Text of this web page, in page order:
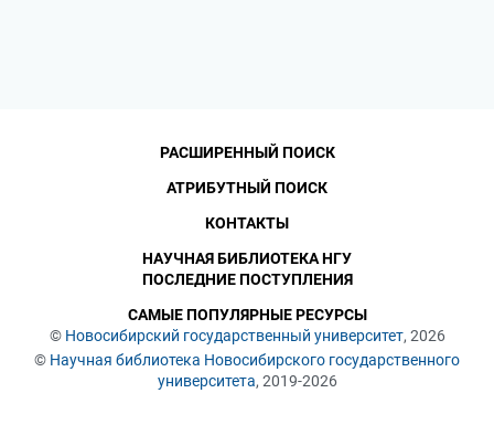
© Новосибирский государственный университет, 2026
© Научная библиотека Новосибирского государственного
университета, 2019-2026
РАСШИРЕННЫЙ ПОИСК
АТРИБУТНЫЙ ПОИСК
КОНТАКТЫ
НАУЧНАЯ БИБЛИОТЕКА НГУ
ПОСЛЕДНИЕ ПОСТУПЛЕНИЯ
САМЫЕ ПОПУЛЯРНЫЕ РЕСУРСЫ